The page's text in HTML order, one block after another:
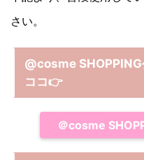
さい。
@cosme
ココ👉
＠cosme